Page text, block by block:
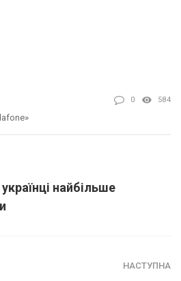
0 584
найбільше
НАСТУПНА